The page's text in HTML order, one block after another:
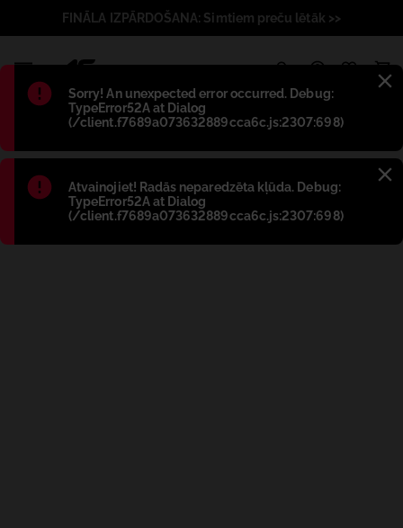
Błąd:
Sorry! An unexpected error occurred. Debug:
TypeError52A at Dialog
(/client.f7689a073632889cca6c.js:2307:698)
Błąd:
Atvainojiet! Radās neparedzēta kļūda. Debug:
TypeError52A at Dialog
(/client.f7689a073632889cca6c.js:2307:698)
FINĀLA IZPĀRDOŠANA: Simtiem preču lētāk >>